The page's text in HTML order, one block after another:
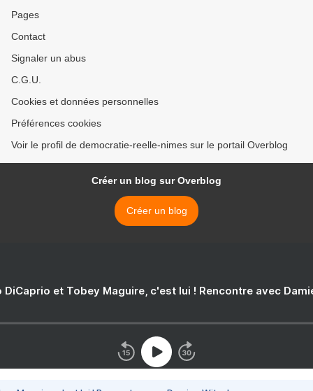
Pages
Contact
Signaler un abus
C.G.U.
Cookies et données personnelles
Préférences cookies
Voir le profil de democratie-reelle-nimes sur le portail Overblog
Créer un blog sur Overblog
Créer un blog
DiCaprio et Tobey Maguire, c'est lui ! Rencontre avec